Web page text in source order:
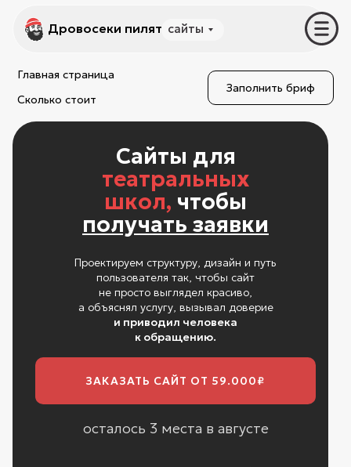
Дровосеки пилят сайты
услуги
Дровосеки пилят
Сайты для
театральных
школ, чтобы
получать заявки
Проектируем структуру, дизайн и путь
пользователя так, чтобы сайт
не просто выглядел красиво,
а объяснял услугу, вызывал доверие
и приводил человека
к обращению.
Главная страница
Сколько стоит
ЗАКАЗАТЬ САЙТ ОТ 59.000₽
Заполнить бриф
осталось 3 места в августе